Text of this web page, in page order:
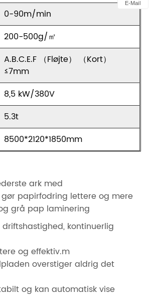
0-90m/min
200-500g/㎡
A.B.C.E.F （Fløjte） （Kort）
≤7mm
8,5 kW/380V
5.3t
8500*2120*1850mm
ark med
papirfodring lettere og mere
grå pap laminering
kontinuerlig
og effektiv.m
overstiger aldrig det
og kan automatisk vise
E-Mail